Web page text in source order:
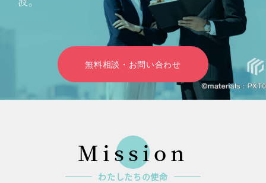
無料相談・お問い合わせ
Mission
わたしたちの使命